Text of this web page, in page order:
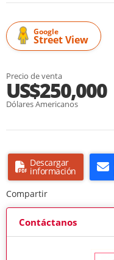
Google
Street View
Precio de venta
US$250,000
Dólares Americanos
Descargar
información
Compartir
Contáctanos